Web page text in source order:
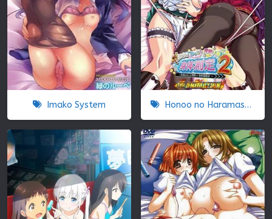
Imako System Honoo no Haramase Motto! Hatsuiku! Karada Sokutei 2